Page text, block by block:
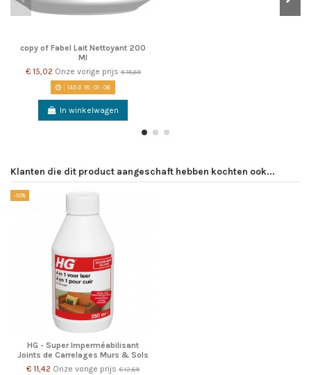
copy of Fabel Lait Nettoyant 200
Ml
€ 15,02 Onze vorige prijs€ 16,69
145d. 18:01 :06
In winkelwagen
Klanten die dit product aangeschaft hebben kochten ook...
-10%
HG - Super Imperméabilisant
Joints de Carrelages Murs & Sols
€ 11,42 Onze vorige prijs € 12,69